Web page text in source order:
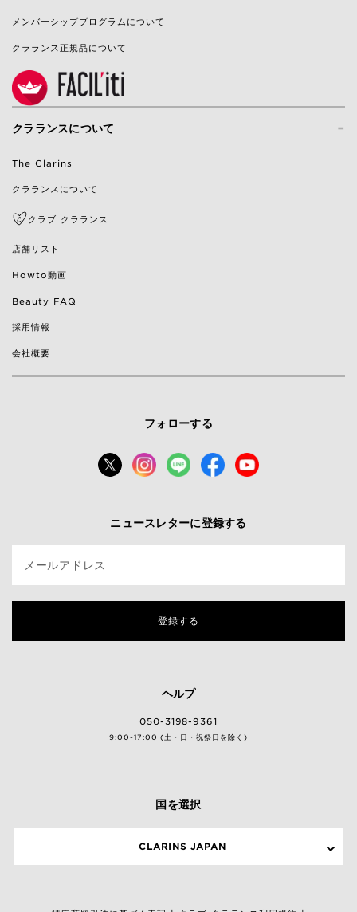
メンバーシッププログラムについて
クラランス正規品について
-
クラランスについて
The Clarins
クラランスについて
クラブ クラランス
店舗リスト
Howto動画
Beauty FAQ
採用情報
会社概要
フォローする
ニュースレターに登録する
メールアドレス
登録する
ヘルプ
050-3198-9361
9:00-17:00 (土・日・祝祭日を除く)
国を選択
CLARINS JAPAN